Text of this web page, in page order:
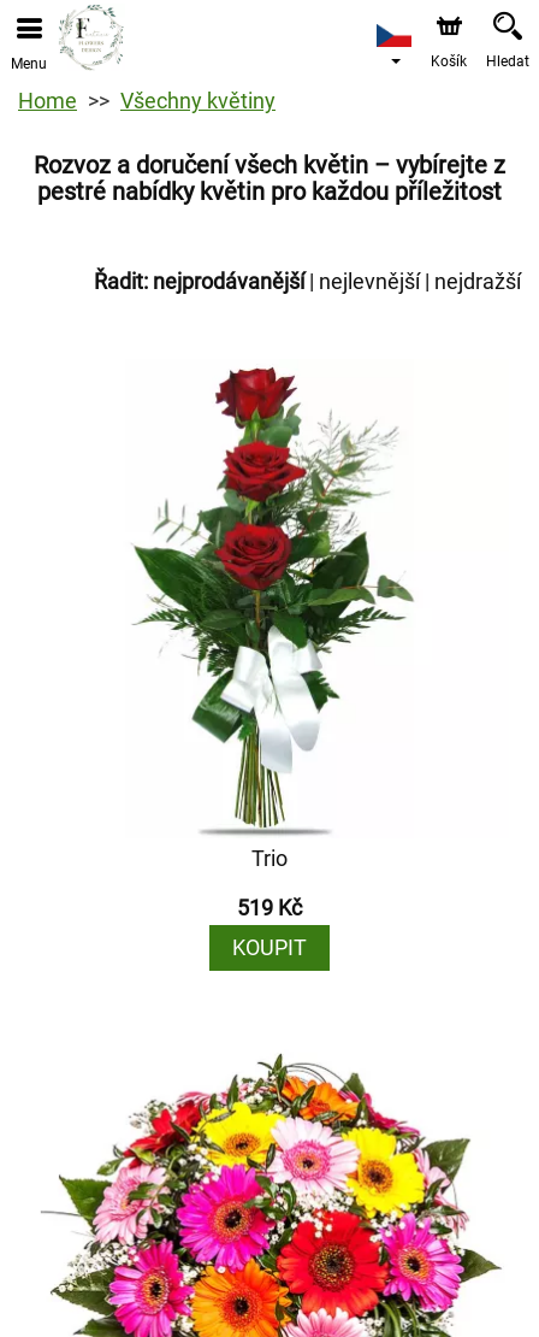
Menu Košík Hledat
Home Všechny květiny
Rozvoz a doručení všech květin – vybírejte z
pestré nabídky květin pro každou příležitost
Řadit: nejprodávanější| nejlevnější| nejdražší
Trio
519 Kč
KOUPIT